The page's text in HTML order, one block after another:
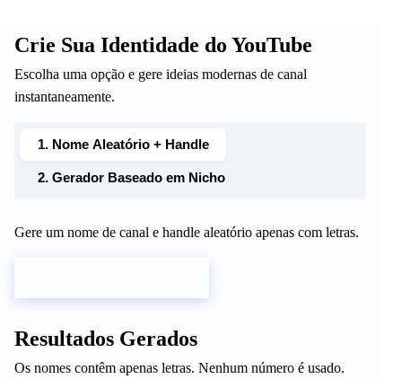
Crie Sua Identidade do YouTube
Escolha uma opção e gere ideias modernas de canal
instantaneamente.
1. Nome Aleatório + Handle
2. Gerador Baseado em Nicho
Gere um nome de canal e handle aleatório apenas com letras.
Resultados Gerados
Os nomes contêm apenas letras. Nenhum número é usado.